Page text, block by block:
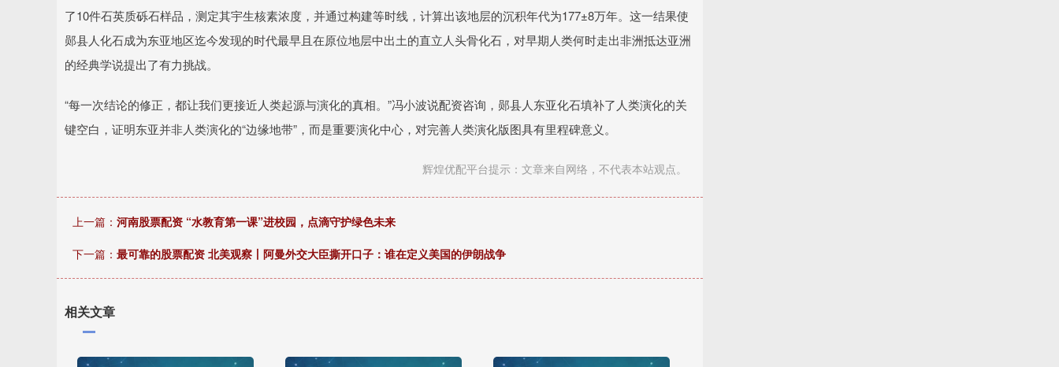
了10件石英质砾石样品，测定其宇生核素浓度，并通过构建等时线，计算出该地层的沉积年代为177±8万年。这一结果使
郧县人化石成为东亚地区迄今发现的时代最早且在原位地层中出土的直立人头骨化石，对早期人类何时走出非洲抵达亚洲
的经典学说提出了有力挑战。
“每一次结论的修正，都让我们更接近人类起源与演化的真相。”冯小波说配资咨询，郧县人东亚化石填补了人类演化的关
键空白，证明东亚并非人类演化的“边缘地带”，而是重要演化中心，对完善人类演化版图具有里程碑意义。
辉煌优配平台提示：文章来自网络，不代表本站观点。
上一篇： 河南股票配资 “水教育第一课”进校园，点滴守护绿色未来
下一篇： 最可靠的股票配资 北美观察丨阿曼外交大臣撕开口子：谁在定义美国的伊朗战争
相关文章